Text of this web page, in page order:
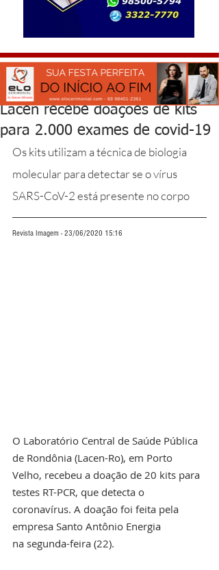
Lacen recebe doações de kits
para 2.000 exames de covid-19
Os kits utilizam a técnica de biologia
molecular para detectar se o vírus
SARS-CoV-2 está presente no corpo
Revista Imagem - 23/06/2020 15:16
O Laboratório Central de Saúde Pública
de Rondônia (Lacen-Ro), em Porto
Velho, recebeu a doação de 20 kits para
testes RT-PCR, que detecta o
coronavírus. A doação foi feita pela
empresa Santo Antônio Energia
na segunda-feira (22).